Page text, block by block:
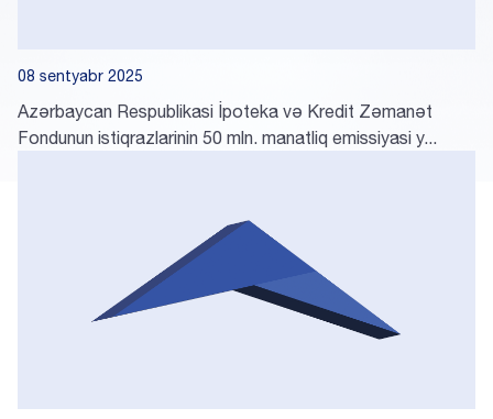
08 sentyabr 2025
Azərbaycan Respublikasi İpoteka və Kredit Zəmanət
Fondunun istiqrazlarinin 50 mln. manatliq emissiyasi y...